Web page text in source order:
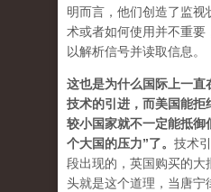
明而言，他们创造了监
术或者如何使用并不重要
以解析信号并读取信息。
这也是为什么国际上一直
技术的引进，而美国能拒
较小国家就不一定能抵御
个大国的压力”了。 技术
段出现的，英国购买的大
头就是这个道理，当唐宁